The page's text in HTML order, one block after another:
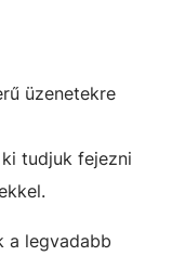
üzenetekre
tudjuk fejezni
a legvadabb